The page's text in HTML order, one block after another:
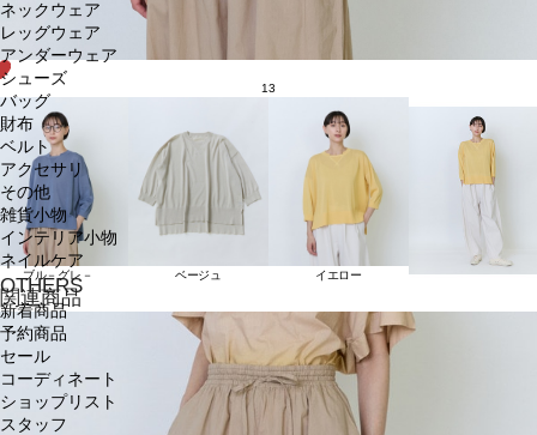
ネックウェア
レッグウェア
アンダーウェア
シューズ
バッグ
財布
ベルト
アクセサリ
その他
雑貨小物
インテリア小物
ネイルケア
OTHERS
新着商品
予約商品
セール
コーディネート
ショップリスト
スタッフ
13
ブル－グレ－ ベージュ イエロー
関連商品